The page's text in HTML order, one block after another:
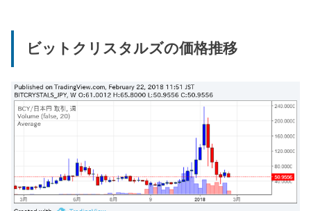
ビットクリスタルズの価格推移